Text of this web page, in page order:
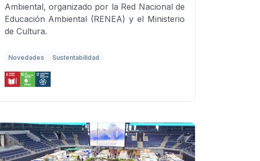
Ambiental, organizado por la Red Nacional de
Educación Ambiental (RENEA) y el Ministerio
de Cultura.
Novedades Sustentabilidad